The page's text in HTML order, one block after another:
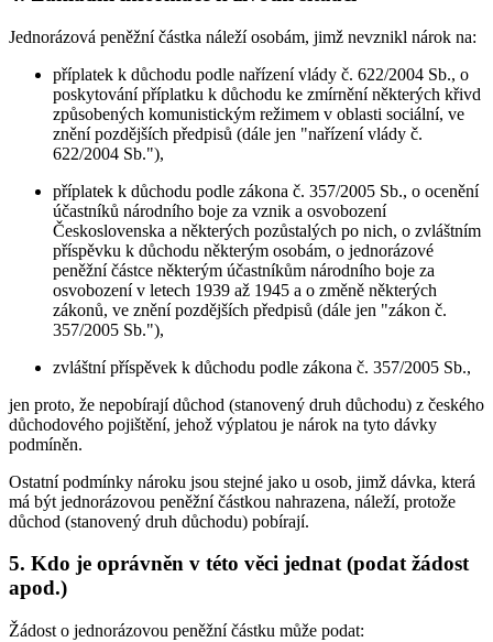
Jednorázová peněžní částka náleží osobám, jimž nevznikl nárok na:
příplatek k důchodu podle nařízení vlády č. 622/2004 Sb., o
poskytování příplatku k důchodu ke zmírnění některých křivd
způsobených komunistickým režimem v oblasti sociální, ve
znění pozdějších předpisů (dále jen "nařízení vlády č.
622/2004 Sb."),
příplatek k důchodu podle zákona č. 357/2005 Sb., o ocenění
účastníků národního boje za vznik a osvobození
Československa a některých pozůstalých po nich, o zvláštním
příspěvku k důchodu některým osobám, o jednorázové
peněžní částce některým účastníkům národního boje za
osvobození v letech 1939 až 1945 a o změně některých
zákonů, ve znění pozdějších předpisů (dále jen "zákon č.
357/2005 Sb."),
zvláštní příspěvek k důchodu podle zákona č. 357/2005 Sb.,
jen proto, že nepobírají důchod (stanovený druh důchodu) z českého
důchodového pojištění, jehož výplatou je nárok na tyto dávky
podmíněn.
Ostatní podmínky nároku jsou stejné jako u osob, jimž dávka, která
má být jednorázovou peněžní částkou nahrazena, náleží, protože
důchod (stanovený druh důchodu) pobírají.
5. Kdo je oprávněn v této věci jednat (podat žádost
apod.)
Žádost o jednorázovou peněžní částku může podat: